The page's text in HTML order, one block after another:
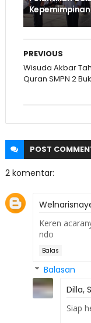
PREVIOUS
Wisuda Akbar
Quran SMPN 2
POST
2 komentar:
Keren
ndo
Balas
Balasan
Dilla,
Siap